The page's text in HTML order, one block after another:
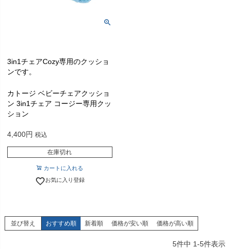
3in1チェアCozy専用のクッショ
ンです。
カトージ ベビーチェアクッショ
ン 3in1チェア コージー専用クッ
ション
4,400 税込
在庫切れ
カートに入れる
お気に入り登録
並び替え おすすめ順 新着順 価格が安い順 価格が高い順
5件中 1-5件表示